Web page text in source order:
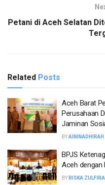
Petani di Aceh Selatan
Related Posts
Aceh Barat
Perusahaan
Jaminan
BYAININADHIRAH
BPJS
Aceh dengan
BY RISKA ZULFIRA